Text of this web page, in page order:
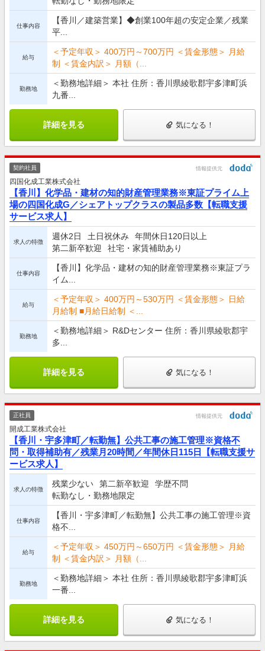
仕事内容
【香川／建築営業】◆創業100年超の安定企業／残業
平...
給与
＜予定年収＞ 400万円～700万円 ＜賃金形態＞ 月給
制 ＜賃金内訳＞ 月額（...
勤務地
＜勤務地詳細＞ 本社 住所：香川県綾歌郡宇多津町浜
九番...
詳細を見る 気になる！
契約社員 情報提供元
四国化成工業株式会社
【香川】化学品・建材の知的財産管理業務※東証プライム上
場の四国化成G／シェアトップクラスの製品多数【転職支援
サービス求人】
求人の特徴
週休2日 土日祝休み
年間休日120日以上
第二新卒歓迎
社宅・家賃補助あり
仕事内容
【香川】化学品・建材の知的財産管理業務※東証プラ
イム...
給与
＜予定年収＞ 400万円～530万円 ＜賃金形態＞ 日給
月給制 ■月給日給制 ＜...
勤務地
＜勤務地詳細＞ R&Dセンター 住所：香川県綾歌郡宇
多...
詳細を見る 気になる！
正社員 情報提供元
開成工業株式会社
【香川・宇多津町／転勤無】公共工事の施工管理※資格不
問・取得補助有／残業月20時間／年間休日115日【転職支援サ
ービス求人】
求人の特徴
残業少ない 第二新卒歓迎
学歴不問
転勤なし・勤務地限定
仕事内容
【香川・宇多津町／転勤無】公共工事の施工管理※資
格不...
給与
＜予定年収＞ 450万円～650万円 ＜賃金形態＞ 月給
制 ＜賃金内訳＞ 月額（...
勤務地
＜勤務地詳細＞ 本社 住所：香川県綾歌郡宇多津町浜
一番...
詳細を見る 気になる！